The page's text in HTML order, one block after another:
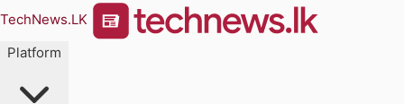
TechNews.LK
Platform